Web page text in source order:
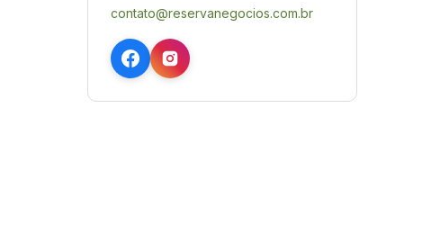
contato@reservanegocios.com.br